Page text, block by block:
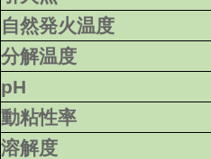
自然発火温度
分解温度
pH
動粘性率
溶解度